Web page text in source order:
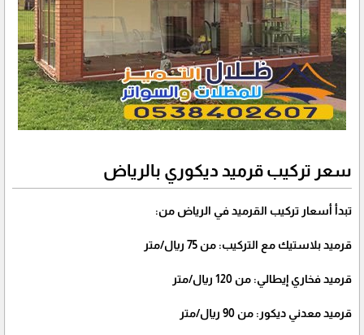
سعر تركيب قرميد ديكوري بالرياض
تبدأ أسعار تركيب القرميد في الرياض من:
قرميد بلاستيك مع التركيب: من 75 ريال/متر
قرميد فخاري إيطالي: من 120 ريال/متر
قرميد معدني ديكور: من 90 ريال/متر